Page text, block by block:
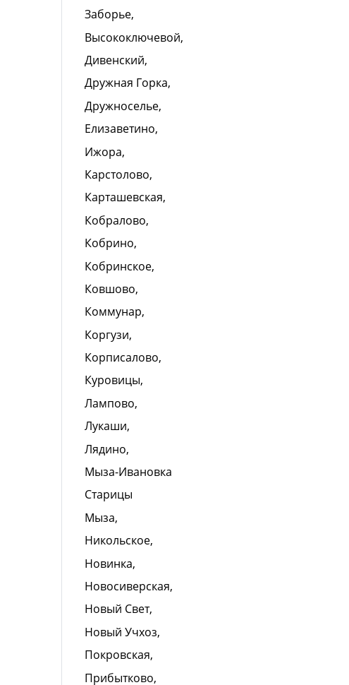
Заборье,
Высокоключевой,
Дивенский,
Дружная Горка,
Дружноселье,
Елизаветино,
Ижора,
Карстолово,
Карташевская,
Кобралово,
Кобрино,
Кобринское,
Ковшово,
Коммунар,
Коргузи,
Корписалово,
Куровицы,
Лампово,
Лукаши,
Лядино,
Мыза-Ивановка
Старицы
Мыза,
Никольское,
Новинка,
Новосиверская,
Новый Свет,
Новый Учхоз,
Покровская,
Прибытково,